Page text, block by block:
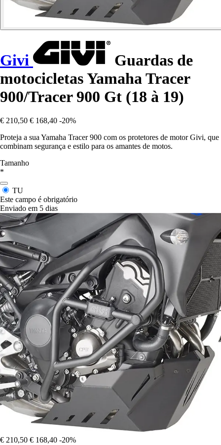
Givi
Guardas de
motocicletas Yamaha Tracer
900/Tracer 900 Gt (18 à 19)
€ 210,50 € 168,40 -20%
Proteja a sua Yamaha Tracer 900 com os protetores de motor Givi, que
combinam segurança e estilo para os amantes de motos.
Tamanho
*
TU
Este campo é obrigatório
Enviado em 5 dias
€ 210,50 € 168,40 -20%